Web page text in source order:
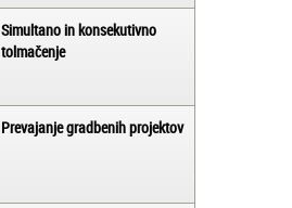
Simultano in konsekutivno
tolmačenje
Prevajanje gradbenih projektov